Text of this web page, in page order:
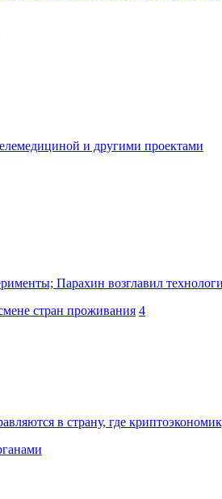
и другими проектами
Парахин возглавил
стран проживания 4
в страну, где